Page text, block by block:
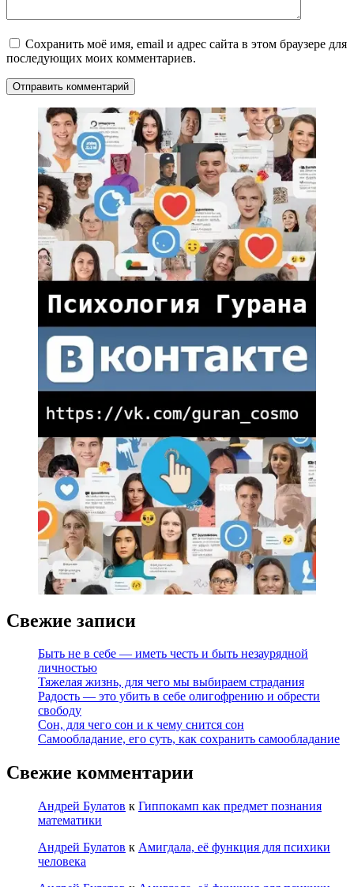
Сохранить моё имя, email и адрес сайта в этом браузере для
последующих моих комментариев.
Свежие записи
Быть не в себе — иметь честь и быть незаурядной
личностью
Тяжелая жизнь, для чего мы выбираем страдания
Радость — это убить в себе олигофрению и обрести
свободу
Сон, для чего сон и к чему снится сон
Самообладание, его суть, как сохранить самообладание
Свежие комментарии
Андрей Булатов к Гиппокамп как предмет познания
математики
Андрей Булатов к Амигдала, её функция для психики
человека